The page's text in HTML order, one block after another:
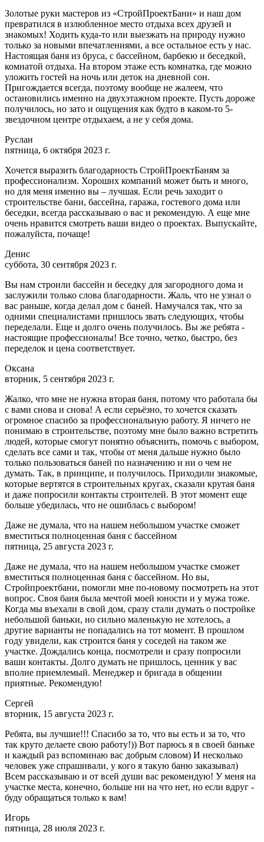
Золотые руки мастеров из «СтройПроектБани» и наш дом
превратился в излюбленное место отдыха всех друзей и
знакомых! Ходить куда-то или выезжать на природу нужно
только за новыми впечатлениями, а все остальное есть у нас.
Настоящая баня из бруса, с бассейном, барбекю и беседкой,
комнатой отдыха. На втором этаже есть комнатка, где можно
уложить гостей на ночь или деток на дневной сон.
Пригождается всегда, поэтому вообще не жалеем, что
остановились именно на двухэтажном проекте. Пусть дороже
получилось, но зато и ощущения как будто в каком-то 5-
звездочном центре отдыхаем, а не у себя дома.
Руслан
пятница, 6 октября 2023 г.
Хочется выразить благодарность СтройПроектБаням за
профессионализм. Хороших компаний может быть и много,
но для меня именно вы – лучшая. Если речь заходит о
строительстве бани, бассейна, гаража, гостевого дома или
беседки, всегда рассказываю о вас и рекомендую. А еще мне
очень нравится смотреть ваши видео о проектах. Выпускайте,
пожалуйста, почаще!
Денис
суббота, 30 сентября 2023 г.
Вы нам строили бассейн и беседку для загородного дома и
заслужили только слова благодарности. Жаль, что не узнал о
вас раньше, когда делал дом с баней. Намучался так, что за
одними специалистами пришлось звать следующих, чтобы
переделали. Еще и долго очень получилось. Вы же ребята -
настоящие профессионалы! Все точно, четко, быстро, без
переделок и цена соответствует.
Оксана
вторник, 5 сентября 2023 г.
Жалко, что мне не нужна вторая баня, потому что работала бы
с вами снова и снова! А если серьёзно, то хочется сказать
огромное спасибо за профессиональную работу. Я ничего не
понимаю в строительстве, поэтому мне было важно встретить
людей, которые смогут понятно объяснить, помочь с выбором,
сделать все сами и так, чтобы от меня дальше нужно было
только пользоваться баней по назначению и ни о чем не
думать. Так, в принципе, и получилось. Приходили знакомые,
которые вертятся в строительных кругах, сказали крутая баня
и даже попросили контакты строителей. В этот момент еще
больше убедилась, что не ошиблась с выбором!
Даже не думала, что на нашем небольшом участке сможет
вместиться полноценная баня с бассейном
пятница, 25 августа 2023 г.
Даже не думала, что на нашем небольшом участке сможет
вместиться полноценная баня с бассейном. Но вы,
Стройпроектбани, помогли мне по-новому посмотреть на этот
вопрос. Своя баня была мечтой моей юности и у мужа тоже.
Когда мы въехали в свой дом, сразу стали думать о постройке
небольшой баньки, но сильно маленькую не хотелось, а
другие варианты не попадались на тот момент. В прошлом
году увидели, как строится баня у соседей на таком же
участке. Дождались конца, посмотрели и сразу попросили
ваши контакты. Долго думать не пришлось, ценник у вас
вполне приемлемый. Менеджер и бригада в общении
приятные. Рекомендую!
Сергей
вторник, 15 августа 2023 г.
Ребята, вы лучшие!!! Спасибо за то, что вы есть и за то, что
так круто делаете свою работу!)) Вот парюсь я в своей баньке
и каждый раз вспоминаю вас добрым словом) И несколько
человек уже спрашивали, у кого я такую баню заказывал)
Всем рассказываю и от всей души вас рекомендую! У меня на
участке места, конечно, больше ни на что нет, но если вдруг -
буду обращаться только к вам!
Игорь
пятница, 28 июля 2023 г.